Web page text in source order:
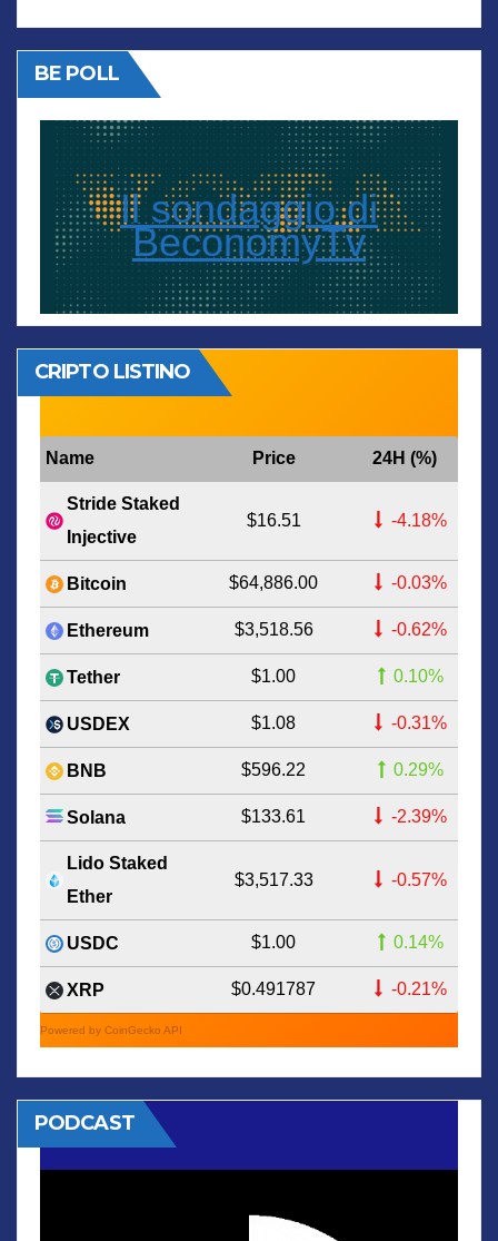
BE POLL
Il sondaggio di
BeconomyTv
CRIPTO LISTINO
Name Price 24H (%)
Stride Staked
Injective
$16.51 -4.18%
Bitcoin $64,886.00 -0.03%
Ethereum $3,518.56 -0.62%
Tether $1.00 0.10%
USDEX $1.08 -0.31%
BNB $596.22 0.29%
Solana $133.61 -2.39%
Lido Staked
Ether
$3,517.33 -0.57%
USDC $1.00 0.14%
XRP $0.491787 -0.21%
Powered by CoinGecko API
PODCAST